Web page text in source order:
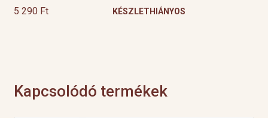
5 290 Ft KÉSZLETHIÁNYOS
Kapcsolódó termékek